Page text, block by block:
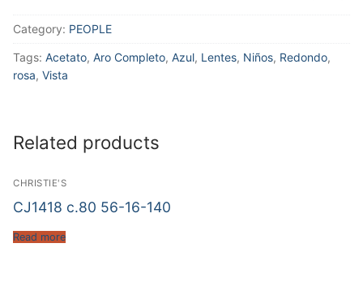
Category: PEOPLE
Tags: Acetato, Aro Completo, Azul, Lentes, Niños, Redondo,
rosa, Vista
Related products
CHRISTIE'S
CJ1418 c.80 56-16-140
Read more